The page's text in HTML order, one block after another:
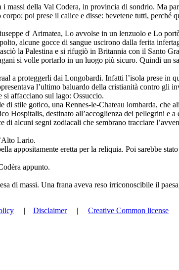
massi della Val Codera, in provincia di sondrio. Ma
poi prese il calice e disse: bevetene tutti, perché
d' Arimatea, Lo avvolse in un lenzuolo e Lo
alcune gocce di sangue uscirono dalla ferita
la Palestina e si rifugiò in Britannia con il Santo
si volle portarlo in un luogo più sicuro. Quindi un
a proteggerli dai Longobardi. Infatti l’isola prese in
l’ultimo baluardo della cristianità contro gli
affacciano sul lago: Ossuccio.
stile gotico, una Rennes-le-Chateau lombarda, che
Hospitalis, destinato all’accoglienza dei pellegrini e a
alcuni segni zodiacali che sembrano tracciare
Lario.
appositamente eretta per la reliquia. Poi sarebbe
appunto.
di massi. Una frana aveva reso irriconoscibile il
| Disclaimer| Creative Common license